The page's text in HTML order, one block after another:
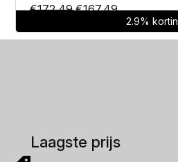
€172.49Oorspronkelijke
was:
€167.49Huidige
prijs
is:
2.9%
Laagste prijs